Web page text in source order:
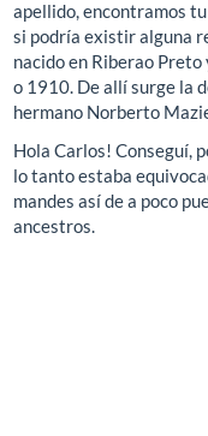
apellido, encontramos
si podría existir alguna
nacido en Riberao Preto
o 1910. De allí surge la
hermano Norberto
Hola Carlos! Conseguí,
lo tanto estaba
mandes así de a poco
ancestros.